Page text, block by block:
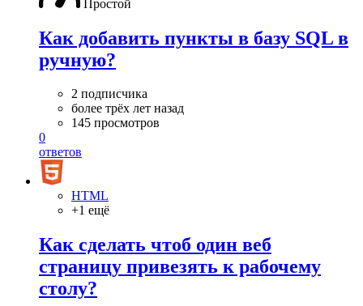
Простой
Как добавить пункты в базу SQL в
ручную?
2 подписчика
более трёх лет назад
145 просмотров
0
ответов
HTML
+1 ещё
Как сделать чтоб один веб
страницу привезять к рабочему
столу?